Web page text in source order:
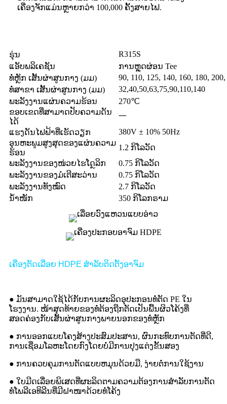
ເຄື່ອງຈັກແມ່ນຫຼາຍກວ່າ 100,000 ຄັ້ງສາຍໄຟ.
ຮຸ່ນ
R315S
ແອັບພລິເຄຊັນ
ການຫຼຸດຜ່ອນ Tee
ທໍ່ຫຼັກ ເສັ້ນຜ່າສູນກາງ (ມມ)
90, 110, 125, 140, 160, 180,
ທໍ່ສາຂາ ເສັ້ນຜ່າສູນກາງ (ມມ)
32,40,50,63,75,90,110,140
ພະລັງງານແຜ່ນຄວາມຮ້ອນ
270℃
ຂອບເຂດທີ່ສາມາດປັບຄວາມດັນ
ໄດ້
一
ແຮງດັນໄຟຟ້າທີ່ເຮັດວຽກ
380V ± 10% 50Hz
ອຸນຫະພູມສູງສຸດຂອງແຜ່ນຄວາມ
ຮ້ອນ
1.2 ກິໂລວັດ
ພະລັງງານຂອງໜ່ວຍໄຮໂດຼລິກ
0.75 ກິໂລວັດ
ພະລັງງານຂອງມໍເຕີສະວ່ານ
0.75 ກິໂລວັດ
ພະລັງງານທັງໝົດ
2.7 ກິໂລວັດ
ນ້ຳໜັກ
350 ກິໂລກຣາມ
ເຄື່ອງຕັດເລື່ອຍ HDPE ສຳລັບຕິດຕັ້ງອາຈົມ
● ມັນສາມາດໃຊ້ໄດ້ກັບການຜະລິດອຸປະກອນທໍ່ຕັດ PE ໃນ
ໂຮງງານ. ໜ້າສຸດທ້າຍຂອງທໍ່ຕ້ອງຖືກຕັດເປັນພື້ນຜິວໂຄ້ງທີ່
ສອດຄ່ອງກັບເສັ້ນຜ່າສູນກາງພາຍນອກຂອງທໍ່ຫຼັກ
● ການອອກແບບໂຄງສ້າງປະສົມປະສານ, ຜົນກະທົບການຕັດທີ່ດີ,
ການເຊື່ອມໂລຫະໂດຍກົງໂດຍບໍ່ມີການປຸງແຕ່ງຂັ້ນສອງ
● ການຄວບຄຸມການຕັດແບບຫມຸນດ້ວຍມື, ງ່າຍຕໍ່ການໃຊ້ງານ
● ໃບມີດເລື່ອຍພິເສດທີ່ຜະລິດຕາມຄວາມຕ້ອງການສຳລັບການຕັດ
ທໍ່ໂພລີເອທິລີນທີ່ມີຝາໜາດ້ວຍທໍ່ໂຄ້ງ